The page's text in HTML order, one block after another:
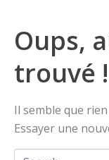
Oups,
trouvé !
Il semble que
Essayer une